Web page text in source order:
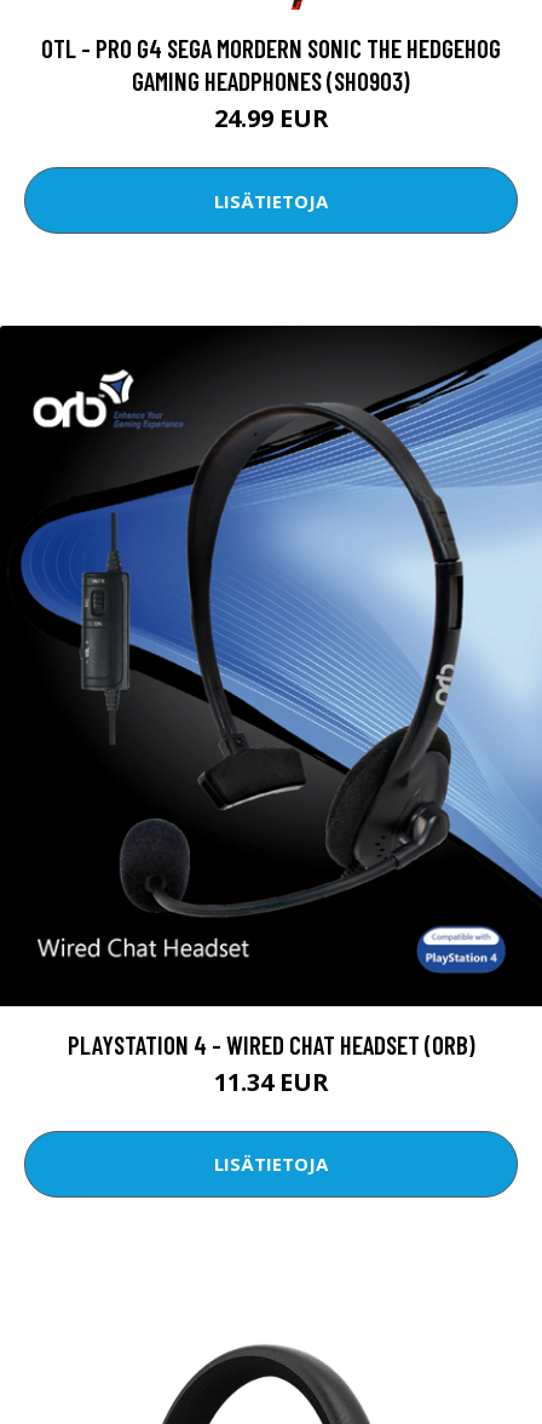
OTL - PRO G4 SEGA MORDERN SONIC THE HEDGEHOG
GAMING HEADPHONES (SH0903)
24.99 EUR
LISÄTIETOJA
PLAYSTATION 4 - WIRED CHAT HEADSET (ORB)
11.34 EUR
LISÄTIETOJA